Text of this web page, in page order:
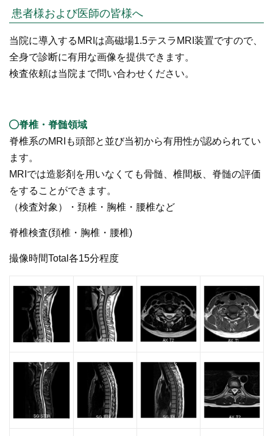
患者様および医師の皆様へ
当院に導入するMRIは高磁場1.5テスラMRI装置ですので、
全身で診断に有用な画像を提供できます。
検査依頼は当院まで問い合わせください。
脊椎・脊髄領域
脊椎系のMRIも頭部と並び当初から有用性が認められてい
ます。
MRIでは造影剤を用いなくても骨髄、椎間板、脊髄の評価
をすることができます。
（検査対象）・頚椎・胸椎・腰椎など
脊椎検査(頚椎・胸椎・腰椎)
撮像時間Total各15分程度